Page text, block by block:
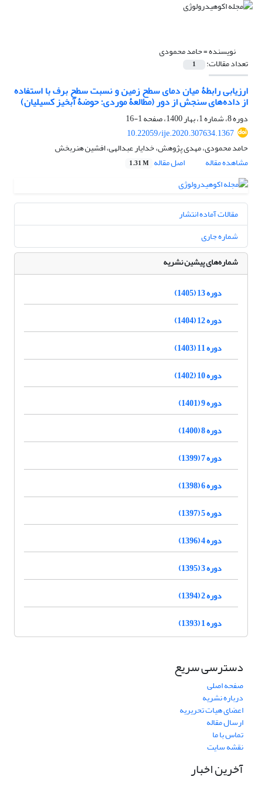
نویسنده =حامد محمودی
تعداد مقالات: 1
ارزیابی رابطۀ میان دمای سطح زمین و نسبت سطح برف با استفاده
از داده‌های سنجش از دور (مطالعۀ موردی: حوضۀ آبخیز کسیلیان)
دوره 8، شماره 1، بهار 1400، صفحه
1-16
10.22059/ije.2020.307634.1367
حامد محمودی، مهدی پژوهش، خدایار عبدالهی، افشین هنربخش
مشاهده مقاله
اصل مقاله 1.31 M
مقالات آماده انتشار
شماره جاری
شماره‌های پیشین نشریه
دوره 13 (1405)
دوره 12 (1404)
دوره 11 (1403)
دوره 10 (1402)
دوره 9 (1401)
دوره 8 (1400)
دوره 7 (1399)
دوره 6 (1398)
دوره 5 (1397)
دوره 4 (1396)
دوره 3 (1395)
دوره 2 (1394)
دوره 1 (1393)
دسترسی سریع
صفحه اصلی
درباره نشریه
اعضای هیات تحریریه
ارسال مقاله
تماس با ما
نقشه سایت
آخرین اخبار